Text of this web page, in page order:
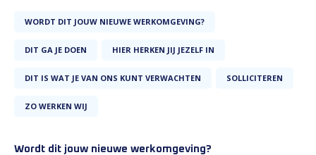
WORDT DIT JOUW NIEUWE WERKOMGEVING?
DIT GA JE DOEN HIER HERKEN JIJ JEZELF IN
DIT IS WAT JE VAN ONS KUNT VERWACHTEN SOLLICITEREN
ZO WERKEN WIJ
Wordt dit jouw nieuwe werkomgeving?